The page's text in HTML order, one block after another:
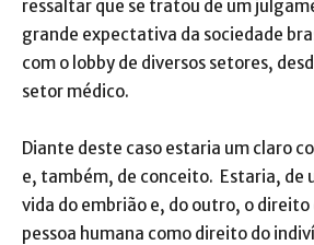
ressaltar que se tratou de um
grande expectativa da sociedade
com o lobby de diversos setores,
setor médico.
Diante deste caso estaria um claro
e, também, de conceito. Estaria, de
vida do embrião e, do outro, o direito
pessoa humana como direito do